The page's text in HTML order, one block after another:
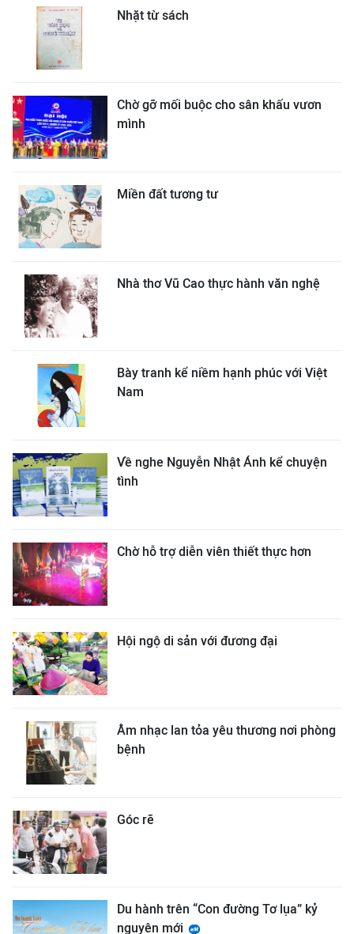
Nhặt từ sách
Chờ gỡ mối buộc cho sân khấu vươn
mình
Miền đất tương tư
Nhà thơ Vũ Cao thực hành văn nghệ
Bày tranh kể niềm hạnh phúc với Việt
Nam
Về nghe Nguyễn Nhật Ánh kể chuyện
tình
Chờ hỗ trợ diễn viên thiết thực hơn
Hội ngộ di sản với đương đại
Âm nhạc lan tỏa yêu thương nơi phòng
bệnh
Góc rẽ
Du hành trên “Con đường Tơ lụa” kỷ
nguyên mới